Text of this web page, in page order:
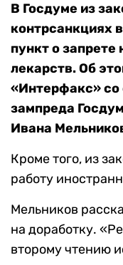
В Госдуме из
контрсанкциях
пункт о
лекарств. Об
«Интерфакс» со
зампреда
Ивана
Кроме того, из
работу
Мельников
на доработку.
второму чтению